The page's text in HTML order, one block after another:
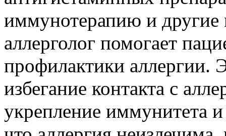
иммунотерапию и
аллерголог помогает
профилактики аллергии.
избегание контакта с
укрепление иммунитета